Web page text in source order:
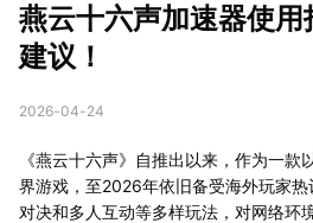
燕云十六声加速器使
建议！
2026-04-24
《燕云十六声》自推出以来，作为一款
界游戏，至2026年依旧备受海外玩家
对决和多人互动等多样玩法，对网络环